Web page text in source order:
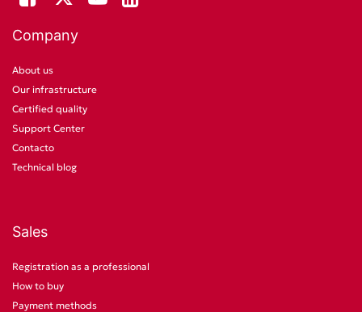
Company
About us
Our infrastructure
Certified quality
Support Center
Contacto
Technical blog
Sales
Registration as a professional
How to buy
Payment methods